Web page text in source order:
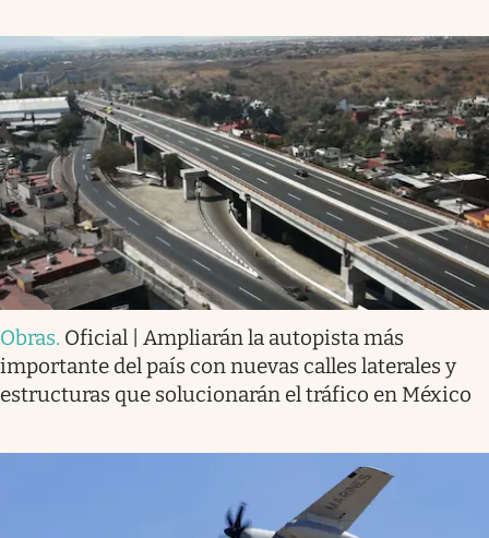
Obras. Oficial | Ampliarán la autopista más
importante del país con nuevas calles laterales y
estructuras que solucionarán el tráfico en México